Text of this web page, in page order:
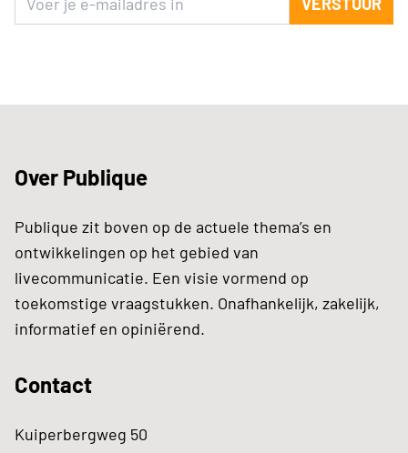
Over Publique
Publique zit boven op de actuele thema’s en
ontwikkelingen op het gebied van
livecommunicatie. Een visie vormend op
toekomstige vraagstukken. Onafhankelijk, zakelijk,
informatief en opiniërend.
Contact
Kuiperbergweg 50